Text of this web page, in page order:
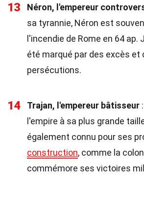
13 Néron, l'empereur
sa tyrannie, Néron est
l'incendie de Rome en 64 ap.
été marqué par des excès et
persécutions.
14 Trajan, l'empereur bâtisseur
l'empire à sa plus grande
également connu pour ses
construction, comme la
commémore ses victoires